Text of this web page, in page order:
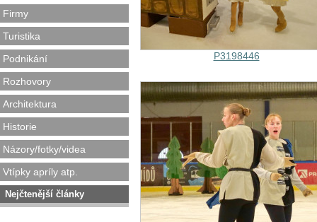
Firmy
Turistika
Podnikání
Rozhovory
Architektura
Historie
Názory/fotky/videa
Vtípky apríly atp.
Nejčtenější články
P3198446